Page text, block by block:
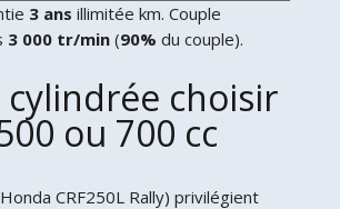
3 ans illimitée km. Couple
3 000 tr/min(90% du couple).
cylindrée choisir
ou 700 cc
CRF250L Rally) privilégient